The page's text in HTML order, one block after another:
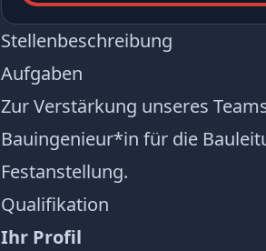
Stellenbeschreibung
Aufgaben
Zur Verstärkung unseres
Bauingenieur*in für die
Festanstellung.
Qualifikation
Ihr Profil